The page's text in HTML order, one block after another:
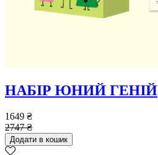
НАБІР ЮНИЙ ГЕНІЙ
1649 ₴
2747₴
Додати в кошик